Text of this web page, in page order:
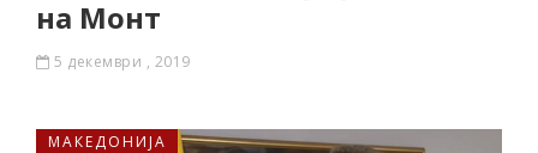
на Монт
5 декември , 2019
МАКЕДОНИЈА